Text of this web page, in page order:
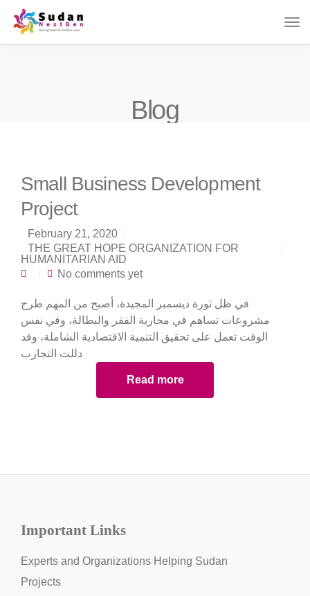
Blog
Small Business Development
Project
February 21, 2020
THE GREAT HOPE ORGANIZATION FOR
HUMANITARIAN AID
No comments yet
في ظل ثورة ديسمبر المجيدة، أصبح من المهم طرح
مشروعات تساهم في محاربة الفقر والبطالة، وفي نفس
الوقت تعمل على تحقيق التنمية الاقتصادية الشاملة، وقد
دللت التجارب
Read more
Important Links
Experts and Organizations Helping Sudan
Projects